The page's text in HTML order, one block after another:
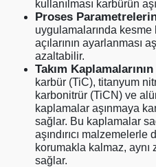
kullanılması karbürün
Proses
uygulamalarında kesme
açılarının ayarlanması
azaltabilir.
Takım
karbür (TiC), titanyum
karbonitrür (TiCN) ve
kaplamalar aşınmaya
sağlar. Bu kaplamalar
aşındırıcı
korumakla kalmaz,
sağlar.